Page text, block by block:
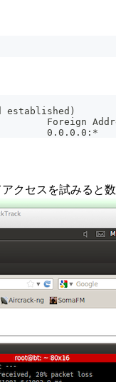
established)
Foreign
0.0.0.0:*
アクセスを試みる